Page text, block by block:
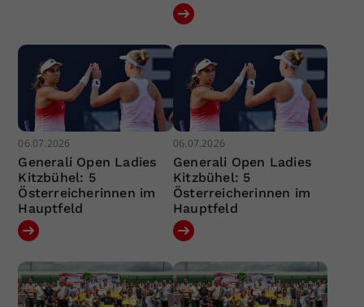
06.07.2026
Generali Open Ladies
Kitzbühel: 5
Österreicherinnen im
Hauptfeld
06.07.2026
Generali Open Ladies
Kitzbühel: 5
Österreicherinnen im
Hauptfeld